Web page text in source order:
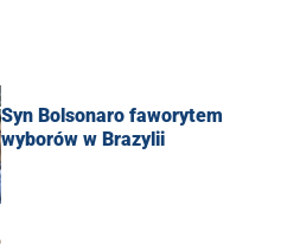
Syn Bolsonaro faworytem
wyborów w Brazylii